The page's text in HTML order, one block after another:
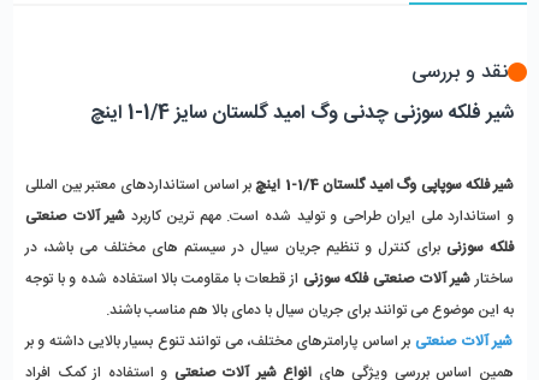
نقد و بررسی
شیر فلکه سوزنی چدنی وگ امید گلستان سایز 1/4-1 اینچ
شیر فلکه سوپاپی وگ امید گلستان 1/4-1 اینچ
و استاندارد ملی ایران طراحی و تولید شده است. مهم ترین کاربرد
فلکه سوزنی
ساختار شیر آلات صنعتی فلکه سوزنی
به این موضوع می توانند برای جریان سیال با دمای بالا هم مناسب باشند.
شیر آلات صنعتی
همین اساس بررسی ویژگی های انواع شیر آلات صنعتی